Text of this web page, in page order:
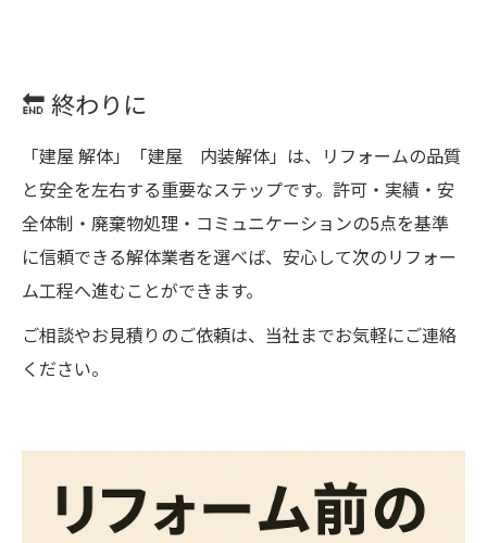
🔚 終わりに
「建屋 解体」「建屋 内装解体」は、リフォームの品質
と安全を左右する重要なステップです。許可・実績・安
全体制・廃棄物処理・コミュニケーションの5点を基準
に信頼できる解体業者を選べば、安心して次のリフォー
ム工程へ進むことができます。
ご相談やお見積りのご依頼は、当社までお気軽にご連絡
ください。